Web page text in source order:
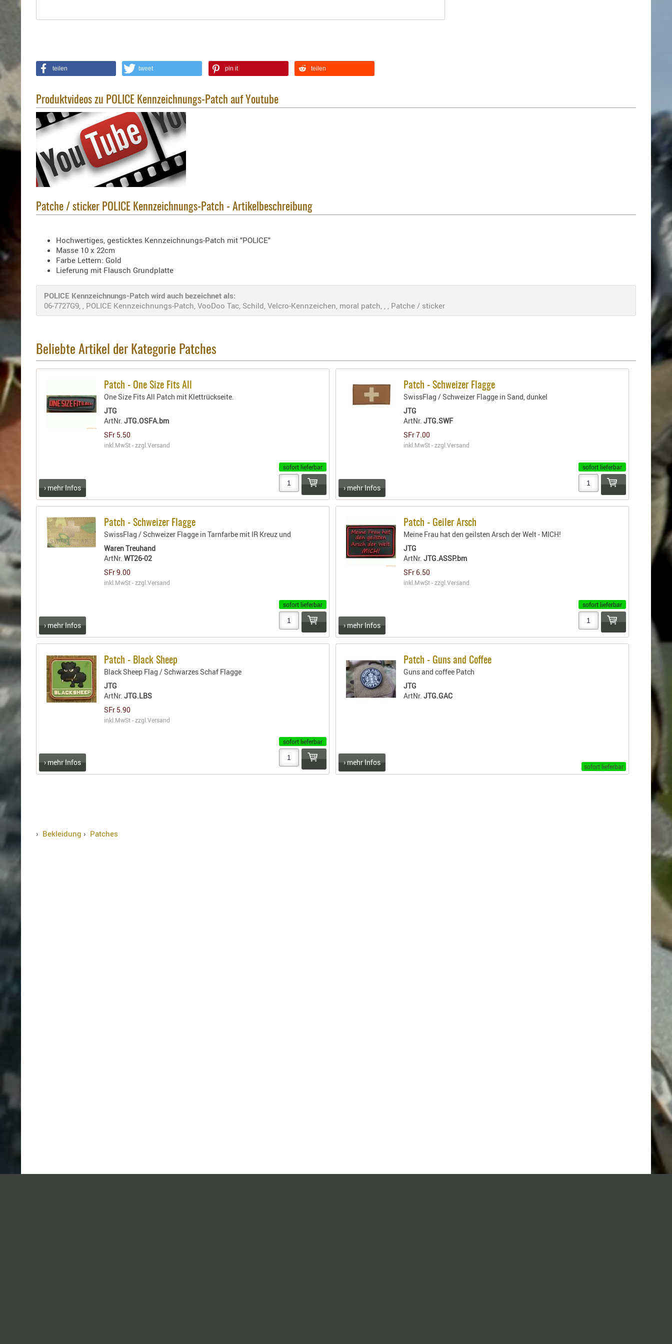
Sonstige
Magazinholster
Holster-
Zubehör
teilen tweet pin it teilen
Produktvideos zu POLICE Kennzeichnungs-Patch auf Youtube
Patche / sticker POLICE Kennzeichnungs-Patch - Artikelbeschreibung
Hochwertiges, gesticktes Kennzeichnungs-Patch mit "POLICE"
Masse 10 x 22cm
Farbe Lettern: Gold
Lieferung mit Flausch Grundplatte
POLICE Kennzeichnungs-Patch wird auch bezeichnet als:
06-7727G9, , POLICE Kennzeichnungs-Patch, VooDoo Tac, Schild, Velcro-Kennzeichen, moral patch, , , Patche / sticker
Beliebte Artikel der Kategorie Patches
Patch - One Size Fits All
One Size Fits All Patch mit Klettrückseite.
JTG
ArtNr.JTG.OSFA.bm
SFr 5.50
inkl.MwSt - zzgl.Versand
sofort lieferbar
› mehr Infos
Patch - Schweizer Flagge
SwissFlag / Schweizer Flagge in Sand, dunkel
JTG
ArtNr.JTG.SWF
SFr 7.00
inkl.MwSt - zzgl.Versand
sofort lieferbar
› mehr Infos
Patch - Schweizer Flagge
SwissFlag / Schweizer Flagge in Tarnfarbe mit IR Kreuz und
Waren Treuhand
ArtNr.WT26-02
SFr 9.00
inkl.MwSt - zzgl.Versand
sofort lieferbar
› mehr Infos
Patch - Geiler Arsch
Meine Frau hat den geilsten Arsch der Welt - MICH!
JTG
ArtNr.JTG.ASSP.bm
SFr 6.50
inkl.MwSt - zzgl.Versand
sofort lieferbar
› mehr Infos
Patch - Black Sheep
Black Sheep Flag / Schwarzes Schaf Flagge
JTG
ArtNr.JTG.LBS
SFr 5.90
inkl.MwSt - zzgl.Versand
sofort lieferbar
› mehr Infos
Patch - Guns and Coffee
Guns and coffee Patch
JTG
ArtNr.JTG.GAC
sofort lieferbar
› mehr Infos
› Bekleidung › Patches